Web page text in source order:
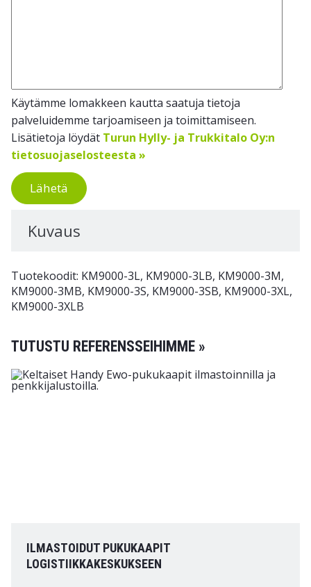
Käytämme lomakkeen kautta saatuja tietoja
palveluidemme tarjoamiseen ja toimittamiseen.
Lisätietoja löydät Turun Hylly- ja Trukkitalo Oy:n
tietosuojaselosteesta »
Lähetä
Kuvaus
Tuotekoodit: KM9000-3L, KM9000-3LB, KM9000-3M,
KM9000-3MB, KM9000-3S, KM9000-3SB, KM9000-3XL,
KM9000-3XLB
TUTUSTU REFERENSSEIHIMME »
ILMASTOIDUT PUKUKAAPIT
LOGISTIIKKAKESKUKSEEN